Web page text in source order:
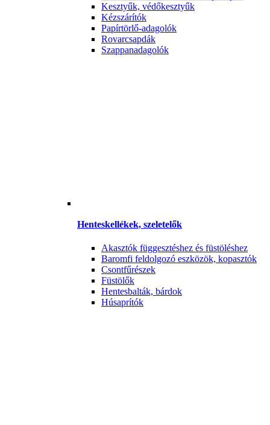
Kesztyűk, védőkesztyűk
Kézszárítók
Papírtörlő-adagolók
Rovarcsapdák
Szappanadagolók
Henteskellékek, szeletelők
Akasztók függesztéshez és füstöléshez
Baromfi feldolgozó eszközök, kopasztók
Csontfűrészek
Füstölők
Hentesbalták, bárdok
Húsaprítók